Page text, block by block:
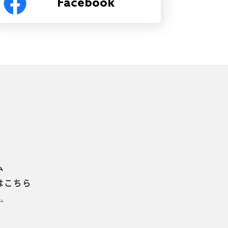
Facebook
こちら